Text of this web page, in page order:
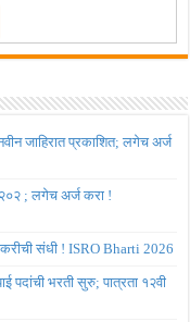
जाहिरात प्रकाशित; लगेच अर्ज
२०२ ; लगेच अर्ज करा !
संधी ! ISRO Bharti 2026
पदांची भरती सुरु; पात्रता १२वी